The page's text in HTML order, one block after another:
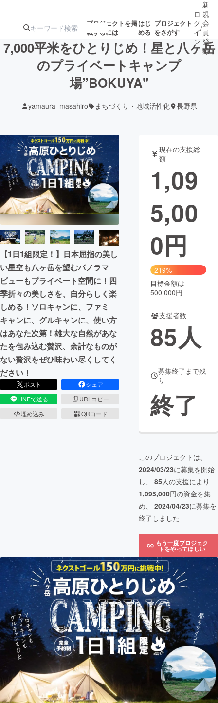
プロジェクトを掲
載するには
はじ
める
プロジェクト
をさがす
注目の新着プロ 募集終了が近いプ
テクノロジー・ガジェット
映像・映画 書籍・雑誌
ビジネス・起業 チャレンジ
まちづくり・地域活性化
CAMPFIRE for Social Good
CAMPFIRE Creation
CAMPFIREふるさと納税machi-ya コミュニティ
ロ
グ
イ
ン
/
新
規
会
員
登
録
7,000平米をひとりじめ！星と八ヶ岳
のプライベートキャンプ
場”BOKUYA"
yamaura_masahiro まちづくり・地域活性化 長野県
【1日1組限定！】日本屈指の美し
い星空も八ヶ岳を望むパノラマ
ビューもプライベート空間に！四
季折々の美しさを、自分らしく楽
しめる！ソロキャンに、ファミ
キャンに、グルキャンに、使い方
はあなた次第！雄大な自然があな
たを包み込む贅沢、余計なものが
ない贅沢をぜひ味わい尽くしてく
ださい！
ポスト
シェア
LINEで送る
URLコピー
埋め込み
QRコード
現在の支援総
額
1,09
5,00
0円
219%
目標金額は
500,000円
支援者数
85人
募集終了まで残
り
終了
このプロジェクトは、
2024/03/23に募集を開始
し、 85人の支援により
1,095,000円の資金を集
め、 2024/04/23に募集を
終了しました
もう一度プロジェク
トをやってほしい